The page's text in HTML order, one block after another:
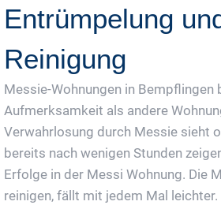
Entrümpelung
Reinigung
Messie-Wohnungen in Bempflingen
Aufmerksamkeit als andere
Verwahrlosung durch Messie sieht
bereits nach wenigen Stunden
Erfolge in der Messi Wohnung. Die
reinigen, fällt mit jedem Mal leichter.